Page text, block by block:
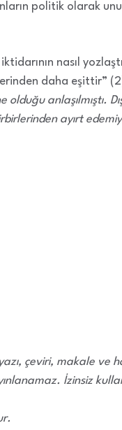
politik olarak
nasıl
daha eşittir”
olduğu anlaşılmıştı.
ayırt
çeviri, makale ve
İzinsiz